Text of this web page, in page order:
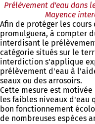
Prélèvement d'eau dans
Mayence
Afin de protéger les
promulguera, à compter
interdisant le
catégorie situés sur le
interdiction s'applique
prélèvement d'eau à
seaux ou des arrosoirs.
Cette mesure est
les faibles niveaux d'eau
bon fonctionnement
de nombreuses espèces